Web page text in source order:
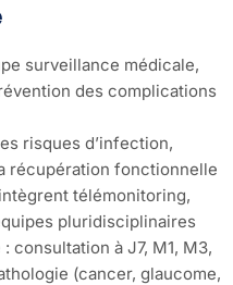
surveillance médicale,
des complications
risques d’infection,
récupération fonctionnelle
télémonitoring,
pluridisciplinaires
consultation à J7, M1, M3,
(cancer, glaucome,